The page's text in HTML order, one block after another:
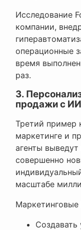
Исследование
компании,
операционные
время
раз.
3.
продажи с
Третий пример
маркетинге и
агенты
совершенно
масштабе
Создавать